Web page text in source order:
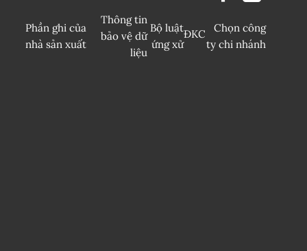
Phần ghi của
nhà sản xuất
Thông tin
bảo vệ dữ
liệu
Bộ luật
ứng xử
ĐKC
Chọn công
ty chi nhánh